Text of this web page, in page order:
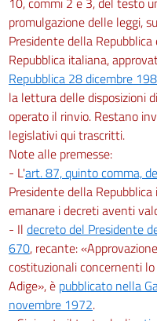
promulgazione delle leggi,
Presidente della
Repubblica italiana,
Repubblica 28 dicembre
la lettura delle disposizioni
operato il rinvio. Restano
legislativi qui trascritti.
Note alle premesse:
- L'art. 87, quinto comma,
Presidente della
emanare i decreti aventi
- Il decreto del Presidente
670, recante:
costituzionali concernenti
Adige», è pubblicato nella
novembre 1972.